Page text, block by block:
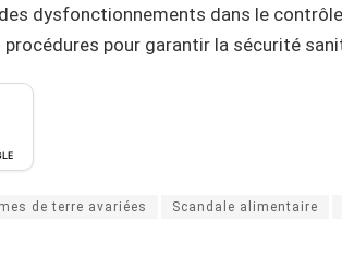
dysfonctionnements dans le
procédures pour garantir la sécurité
de terre avariées Scandale alimentaire